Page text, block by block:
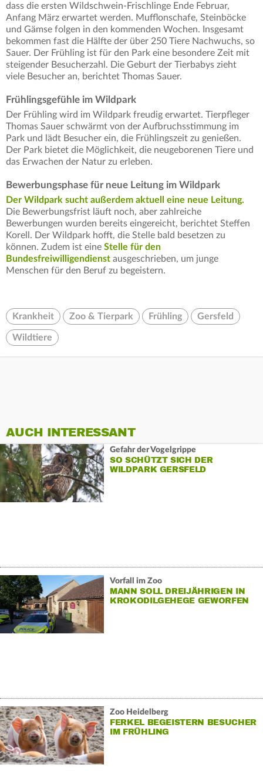
dass die ersten Wildschwein-Frischlinge Ende Februar,
Anfang März erwartet werden. Mufflonschafe, Steinböcke
und Gämse folgen in den kommenden Wochen. Insgesamt
bekommen fast die Hälfte der über 250 Tiere Nachwuchs, so
Sauer. Der Frühling ist für den Park eine besondere Zeit mit
steigender Besucherzahl. Die Geburt der Tierbabys zieht
viele Besucher an, berichtet Thomas Sauer.
Frühlingsgefühle im Wildpark
Der Frühling wird im Wildpark freudig erwartet. Tierpfleger
Thomas Sauer schwärmt von der Aufbruchsstimmung im
Park und lädt Besucher ein, die Frühlingszeit zu genießen.
Der Park bietet die Möglichkeit, die neugeborenen Tiere und
das Erwachen der Natur zu erleben.
Bewerbungsphase für neue Leitung im Wildpark
Der Wildpark sucht außerdem aktuell eine neue Leitung.
Die Bewerbungsfrist läuft noch, aber zahlreiche
Bewerbungen wurden bereits eingereicht, berichtet Steffen
Korell. Der Wildpark hofft, die Stelle bald besetzen zu
können. Zudem ist eine Stelle für den
Bundesfreiwilligendienst ausgeschrieben, um junge
Menschen für den Beruf zu begeistern.
Krankheit Zoo & Tierpark Frühling Gersfeld
Wildtiere
AUCH INTERESSANT
Gefahr der Vogelgrippe
SO SCHÜTZT SICH DER
WILDPARK GERSFELD
Vorfall im Zoo
MANN SOLL DREIJÄHRIGEN IN
KROKODILGEHEGE GEWORFEN
Zoo Heidelberg
FERKEL BEGEISTERN BESUCHER
IM FRÜHLING